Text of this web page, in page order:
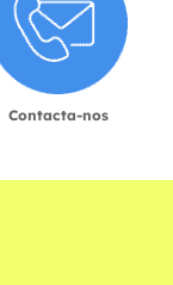
Contacta-nos